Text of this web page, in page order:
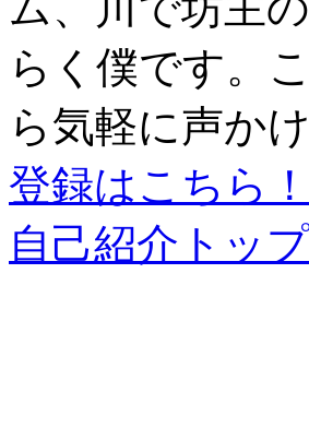
らく僕です。
ら気軽に声か
登録はこちら！
自己紹介トッ